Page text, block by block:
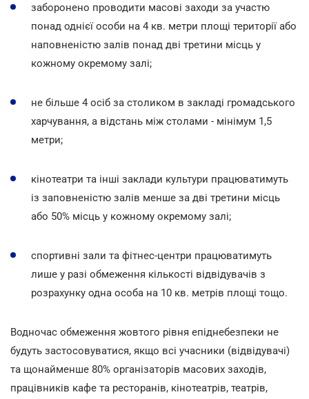
заборонено проводити масові заходи за участю
понад однієї особи на 4 кв. метри площі території або
наповненістю залів понад дві третини місць у
кожному окремому залі;
не більше 4 осіб за столиком в закладі громадського
харчування, а відстань між столами - мінімум 1,5
метри;
кінотеатри та інші заклади культури працюватимуть
із заповненістю залів менше за дві третини місць
або 50% місць у кожному окремому залі;
спортивні зали та фітнес-центри працюватимуть
лише у разі обмеження кількості відвідувачів з
розрахунку одна особа на 10 кв. метрів площі тощо.
Водночас обмеження жовтого рівня епіднебезпеки не
будуть застосовуватися, якщо всі учасники (відвідувачі)
та щонайменше 80% організаторів масових заходів,
працівників кафе та ресторанів, кінотеатрів, театрів,